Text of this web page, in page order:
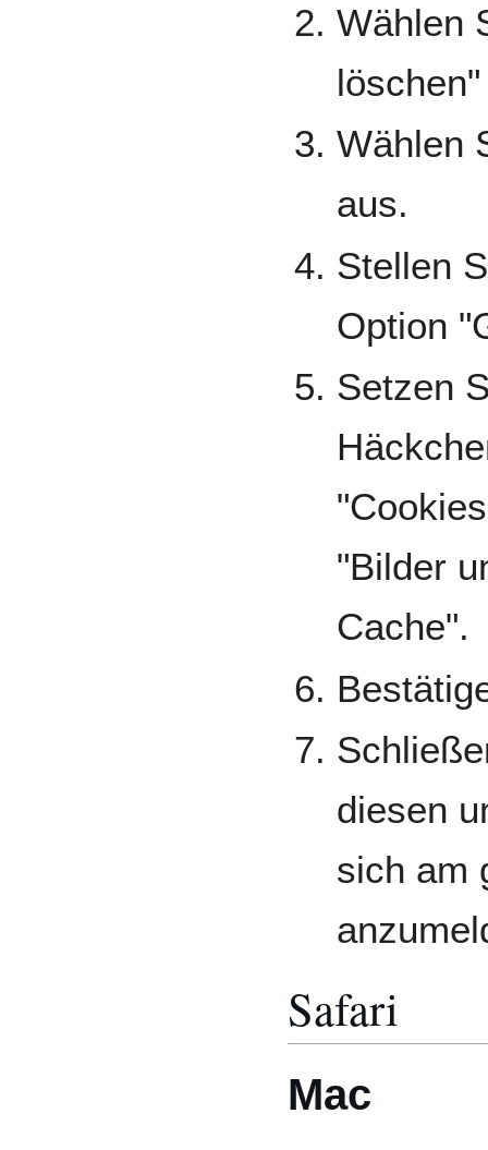
Wählen
Wählen
aus.
Stellen
Option
Setzen
"Bilder
Cache".
diesen
sich am
Safari
Mac